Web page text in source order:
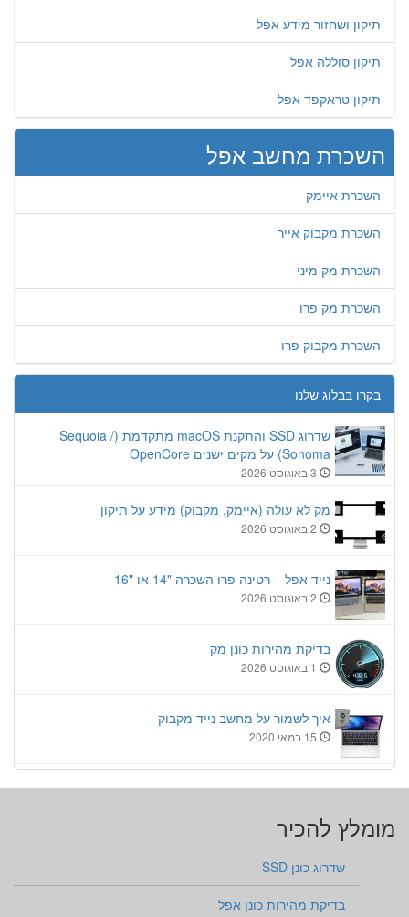
תיקון ושחזור מידע אפל
תיקון סוללה אפל
תיקון טראקפד אפל
השכרת מחשב אפל
השכרת איימק
השכרת מקבוק אייר
השכרת מק מיני
השכרת מק פרו
השכרת מקבוק פרו
בקרו בבלוג שלנו
שדרוג SSD והתקנת macOS מתקדמת (Sequoia /
Sonoma) על מקים ישנים OpenCore
מק לא עולה (איימק, מקבוק) מידע על תיקון
נייד אפל – רטינה פרו השכרה "14 או "16
בדיקת מהירות כונן מק
איך לשמור על מחשב נייד מקבוק
מומלץ להכיר
שדרוג כונן SSD
בדיקת מהירות כונן אפל